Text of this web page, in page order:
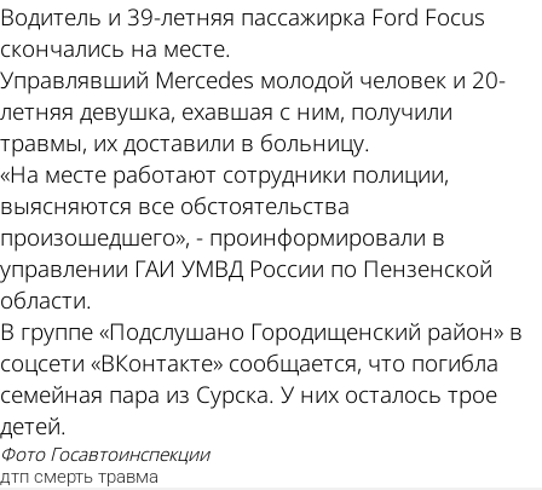
Водитель и 39-летняя пассажирка Ford Focus
скончались на месте.
Управлявший Mercedes молодой человек и 20-
летняя девушка, ехавшая с ним, получили
травмы, их доставили в больницу.
«На месте работают сотрудники полиции,
выясняются все обстоятельства
произошедшего», - проинформировали в
управлении ГАИ УМВД России по Пензенской
области.
В группе «Подслушано Городищенский район» в
соцсети «ВКонтакте» сообщается, что погибла
семейная пара из Сурска. У них осталось трое
детей.
фото Госавтоинспекции
дтп смерть травма